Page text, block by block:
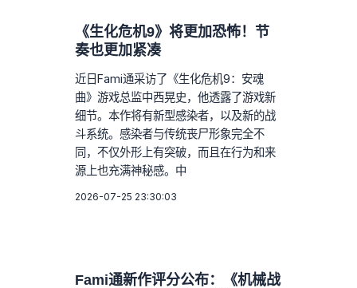
《生化危机9》将更加恐怖！节
奏也更加紧凑
近日Fami通采访了《生化危机9：安魂
曲》游戏总监中西晃史，他透露了游戏新
细节。本作将有新型感染者，以及新的战
斗系统。感染者与传统丧尸形象完全不
同，不仅外形上有突破，而且在行为和来
源上也充满神秘感。中
2026-07-25 23:30:03
Fami通新作评分公布：《机械战